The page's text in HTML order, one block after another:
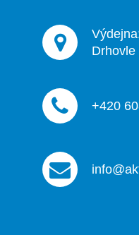
+420